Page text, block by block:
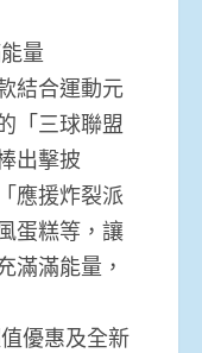
量
結合運動元
「三球聯盟
出擊披
應援炸裂派
蛋糕等，讓
滿滿能量，
優惠及全新